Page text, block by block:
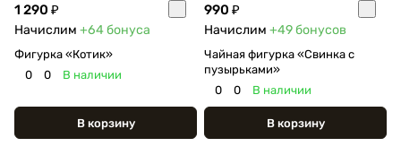
1 290 ₽
Начислим +64бонуса
Фигурка «Котик»
0
0 В наличии
В корзину
990 ₽
Начислим +49бонусов
Чайная фигурка «Свинка с
пузырьками»
0
0 В наличии
В корзину